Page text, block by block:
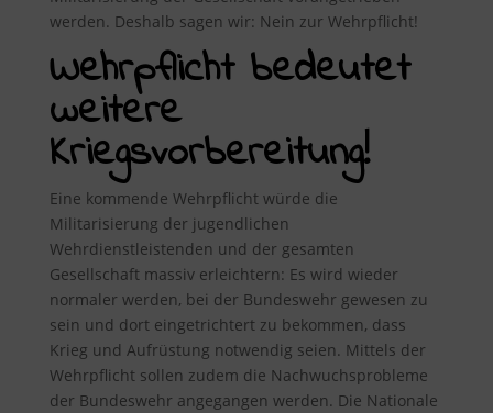
werden. Deshalb sagen wir: Nein zur Wehrpflicht!
Wehrpflicht bedeutet
weitere
Kriegsvorbereitung!
Eine kommende Wehrpflicht würde die
Militarisierung der jugendlichen
Wehrdienstleistenden und der gesamten
Gesellschaft massiv erleichtern: Es wird wieder
normaler werden, bei der Bundeswehr gewesen zu
sein und dort eingetrichtert zu bekommen, dass
Krieg und Aufrüstung notwendig seien. Mittels der
Wehrpflicht sollen zudem die Nachwuchsprobleme
der Bundeswehr angegangen werden. Die Nationale